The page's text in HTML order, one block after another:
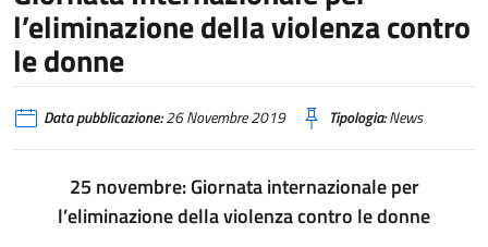
l’eliminazione della violenza contro
le donne
Data pubblicazione:26 Novembre 2019 Tipologia:News
25 novembre: Giornata internazionale per
l’eliminazione della violenza contro le donne